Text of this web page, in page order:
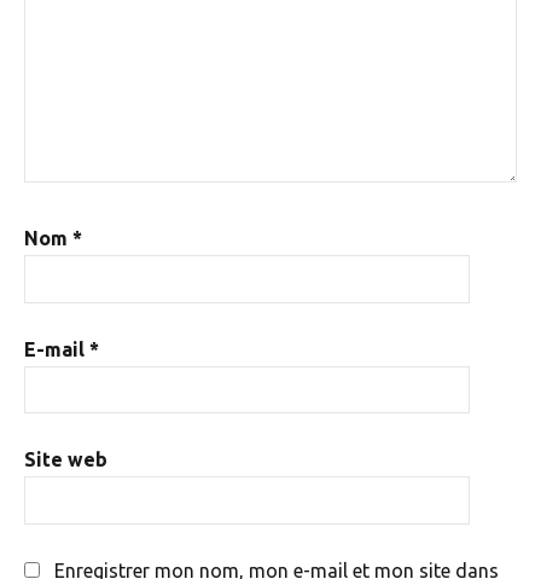
Nom *
E-mail *
Site web
Enregistrer mon nom, mon e-mail et mon site dans